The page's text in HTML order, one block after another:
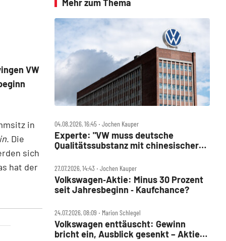
VW
in
. Die
sich
hat der
Mehr zum Thema
04.08.2026, 16:45 ‧ Jochen Kauper
Experte: "VW muss deutsche
Qualitätssubstanz mit chinesischer
verbinden"
27.07.2026, 14:43 ‧ Jochen Kauper
Volkswagen‑Aktie: Minus 30 Prozent
seit Jahresbeginn ‑ Kaufchance?
24.07.2026, 08:09 ‧ Marion Schlegel
Volkswagen enttäuscht: Gewinn
bricht ein, Ausblick gesenkt – Aktie